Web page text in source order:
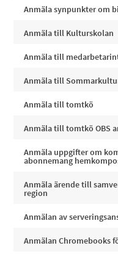
Anmäla synpunkter om
Anmäla till Kulturskolan
Anmäla till
Anmäla till
Anmäla till tomtkö
Anmäla till tomtkö OBS
Anmäla uppgifter om
abonnemang
Anmäla ärende till
region
Anmälan av
Anmälan Chromebooks